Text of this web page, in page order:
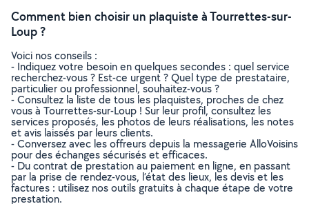
Comment bien choisir un plaquiste à Tourrettes-sur-
Loup ?
Voici nos conseils :
- Indiquez votre besoin en quelques secondes : quel service
recherchez-vous ? Est-ce urgent ? Quel type de prestataire,
particulier ou professionnel, souhaitez-vous ?
- Consultez la liste de tous les plaquistes, proches de chez
vous à Tourrettes-sur-Loup ! Sur leur profil, consultez les
services proposés, les photos de leurs réalisations, les notes
et avis laissés par leurs clients.
- Conversez avec les offreurs depuis la messagerie AlloVoisins
pour des échanges sécurisés et efficaces.
- Du contrat de prestation au paiement en ligne, en passant
par la prise de rendez-vous, l’état des lieux, les devis et les
factures : utilisez nos outils gratuits à chaque étape de votre
prestation.